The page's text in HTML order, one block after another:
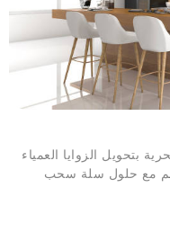
بتحويل الزوايا العمياء
مع حلول سلة سحب